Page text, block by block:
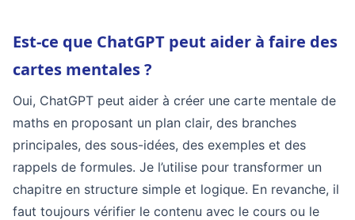
Est-ce que ChatGPT peut aider à faire des
cartes mentales ?
Oui, ChatGPT peut aider à créer une carte mentale de
maths en proposant un plan clair, des branches
principales, des sous-idées, des exemples et des
rappels de formules. Je l’utilise pour transformer un
chapitre en structure simple et logique. En revanche, il
faut toujours vérifier le contenu avec le cours ou le